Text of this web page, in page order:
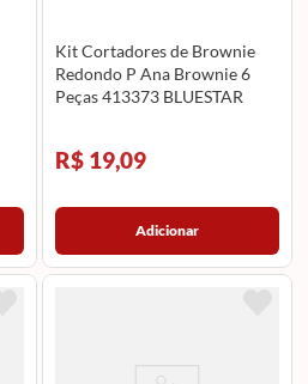
Kit Cortadores de Brownie
Redondo P Ana Brownie 6
Peças 413373 BLUESTAR
R$ 19,09
Adicionar